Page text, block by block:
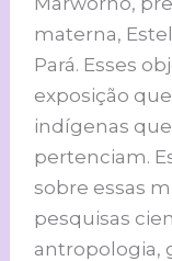
materna,
Pará. Esses
exposição
indígenas
pertenciam.
sobre essas
pesquisas
antropologia,